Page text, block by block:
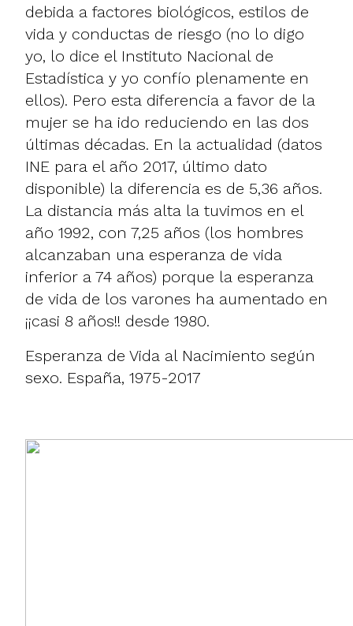
debida a factores biológicos, estilos de
vida y conductas de riesgo (no lo digo
yo, lo dice el Instituto Nacional de
Estadística y yo confío plenamente en
ellos). Pero esta diferencia a favor de la
mujer se ha ido reduciendo en las dos
últimas décadas. En la actualidad (datos
INE para el año 2017, último dato
disponible) la diferencia es de 5,36 años.
La distancia más alta la tuvimos en el
año 1992, con 7,25 años (los hombres
alcanzaban una esperanza de vida
inferior a 74 años) porque la esperanza
de vida de los varones ha aumentado en
¡¡casi 8 años!! desde 1980.
Esperanza de Vida al Nacimiento según
sexo. España, 1975-2017